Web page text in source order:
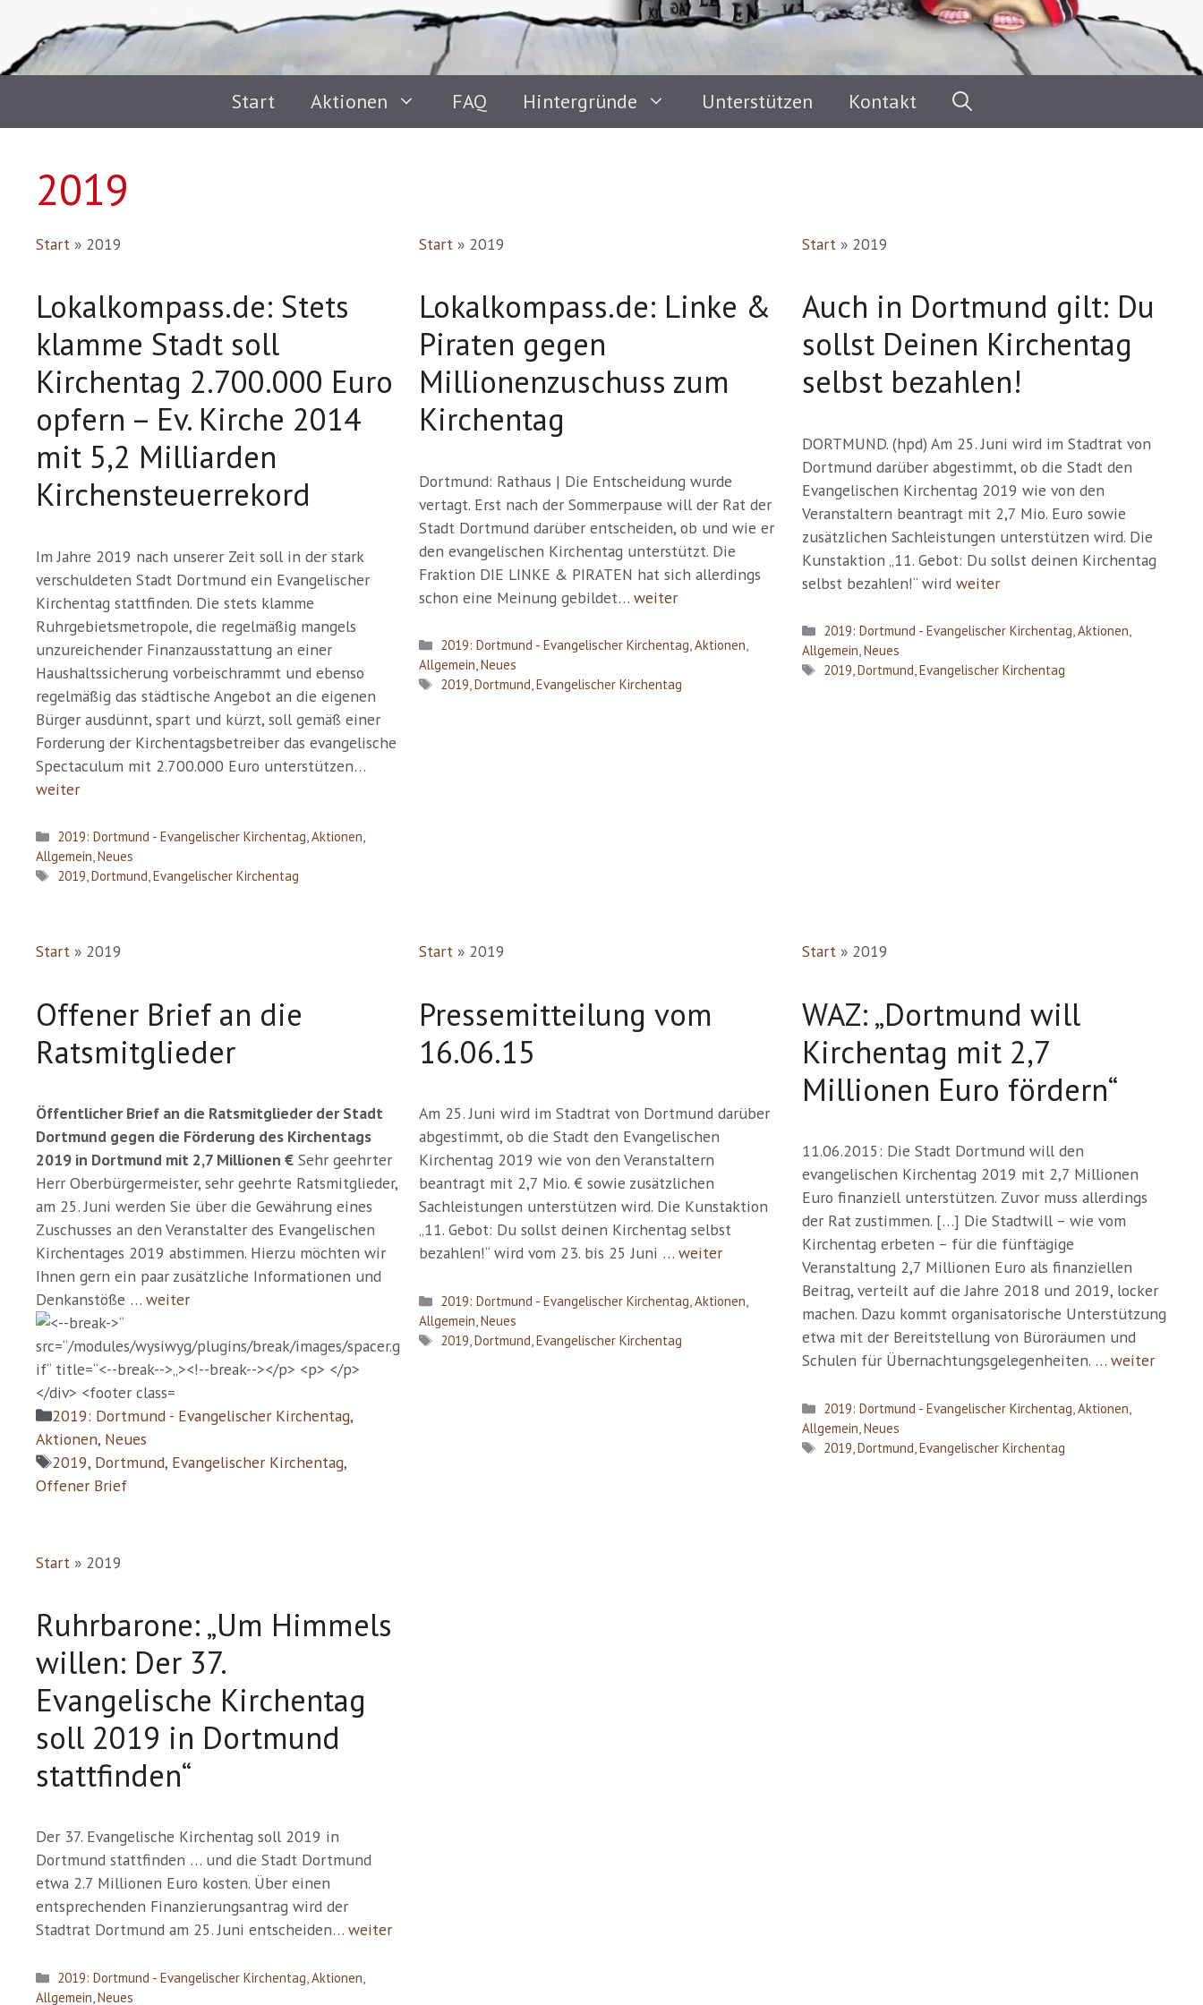
Start Aktionen FAQ Hintergründe Unterstützen Kontakt
2019
Start » 2019
Lokalkompass.de: Stets
klamme Stadt soll
Kirchentag 2.700.000 Euro
opfern – Ev. Kirche 2014
mit 5,2 Milliarden
Kirchensteuerrekord
Im Jahre 2019 nach unserer Zeit soll in der stark
verschuldeten Stadt Dortmund ein Evangelischer
Kirchentag stattfinden. Die stets klamme
Ruhrgebietsmetropole, die regelmäßig mangels
unzureichender Finanzausstattung an einer
Haushaltssicherung vorbeischrammt und ebenso
regelmäßig das städtische Angebot an die eigenen
Bürger ausdünnt, spart und kürzt, soll gemäß einer
Forderung der Kirchentagsbetreiber das evangelische
Spectaculum mit 2.700.000 Euro unterstützen…
weiter
Kategorien
2019: Dortmund - Evangelischer Kirchentag,Aktionen,
Allgemein,Neues
Schlagwörter
2019,Dortmund,Evangelischer Kirchentag
Start» 2019
Lokalkompass.de: Linke &
Piraten gegen
Millionenzuschuss zum
Kirchentag
Dortmund: Rathaus | Die Entscheidung wurde
vertagt. Erst nach der Sommerpause will der Rat der
Stadt Dortmund darüber entscheiden, ob und wie er
den evangelischen Kirchentag unterstützt. Die
Fraktion DIE LINKE & PIRATEN hat sich allerdings
schon eine Meinung gebildet…weiter
Kategorien
2019: Dortmund - Evangelischer Kirchentag,Aktionen,
Allgemein,Neues
Schlagwörter
2019,Dortmund,Evangelischer Kirchentag
Start» 2019
Auch in Dortmund gilt: Du
sollst Deinen Kirchentag
selbst bezahlen!
DORTMUND. (hpd) Am 25. Juni wird im Stadtrat von
Dortmund darüber abgestimmt, ob die Stadt den
Evangelischen Kirchentag 2019 wie von den
Veranstaltern beantragt mit 2,7 Mio. Euro sowie
zusätzlichen Sachleistungen unterstützen wird. Die
Kunstaktion „11. Gebot: Du sollst deinen Kirchentag
selbst bezahlen!“ wird weiter
Kategorien
2019: Dortmund - Evangelischer Kirchentag,Aktionen,
Allgemein,Neues
Schlagwörter
2019,Dortmund,Evangelischer Kirchentag
Start » 2019
Offener Brief an die
Ratsmitglieder
Öffentlicher Brief an die Ratsmitglieder der Stadt
Dortmund gegen die Förderung des Kirchentags
2019 in Dortmund mit 2,7 Millionen € Sehr geehrter
Herr Oberbürgermeister, sehr geehrte Ratsmitglieder,
am 25. Juni werden Sie über die Gewährung eines
Zuschusses an den Veranstalter des Evangelischen
Kirchentages 2019 abstimmen. Hierzu möchten wir
Ihnen gern ein paar zusätzliche Informationen und
Denkanstöße … weiter
Kategorien
2019: Dortmund - Evangelischer Kirchentag,
Aktionen, Neues
Schlagwörter
2019, Dortmund, Evangelischer Kirchentag,
Offener Brief
Start» 2019
Pressemitteilung vom
16.06.15
Am 25. Juni wird im Stadtrat von Dortmund darüber
abgestimmt, ob die Stadt den Evangelischen
Kirchentag 2019 wie von den Veranstaltern
beantragt mit 2,7 Mio. € sowie zusätzlichen
Sachleistungen unterstützen wird. Die Kunstaktion
„11. Gebot: Du sollst deinen Kirchentag selbst
bezahlen!“ wird vom 23. bis 25 Juni … weiter
Kategorien
2019: Dortmund - Evangelischer Kirchentag Aktionen
Allgemein Neues
Schlagwörter
2019 Dortmund Evangelischer Kirchentag
Start» 2019
WAZ: „Dortmund will
Kirchentag mit 2,7
Millionen Euro fördern“
11.06.2015: Die Stadt Dortmund will den
evangelischen Kirchentag 2019 mit 2,7 Millionen
Euro finanziell unterstützen. Zuvor muss allerdings
der Rat zustimmen. […] Die Stadtwill – wie vom
Kirchentag erbeten – für die fünftägige
Veranstaltung 2,7 Millionen Euro als finanziellen
Beitrag, verteilt auf die Jahre 2018 und 2019, locker
machen. Dazu kommt organisatorische Unterstützung
etwa mit der Bereitstellung von Büroräumen und
Schulen für Übernachtungsgelegenheiten. …weiter
Kategorien
2019: Dortmund - Evangelischer Kirchentag Aktionen
Allgemein Neues
Schlagwörter
2019 Dortmund Evangelischer Kirchentag
Start » 2019
Ruhrbarone: „Um Himmels
willen: Der 37.
Evangelische Kirchentag
soll 2019 in Dortmund
stattfinden“
Der 37. Evangelische Kirchentag soll 2019 in
Dortmund stattfinden … und die Stadt Dortmund
etwa 2.7 Millionen Euro kosten. Über einen
entsprechenden Finanzierungsantrag wird der
Stadtrat Dortmund am 25. Juni entscheiden… weiter
Kategorien
2019: Dortmund - Evangelischer Kirchentag,Aktionen,
Allgemein,Neues